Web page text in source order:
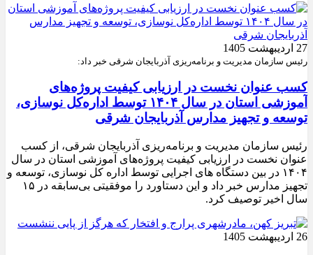
27 اردیبهشت 1405
رئیس سازمان مدیریت و برنامه‌ریزی آذربایجان شرقی خبر داد:
کسب عنوان نخست در ارزیابی کیفیت پروژه‌های
آموزشی استان در سال ۱۴۰۴ توسط اداره‌کل نوسازی،
توسعه و تجهیز مدارس آذربایجان شرقی
رئیس سازمان مدیریت و برنامه‌ریزی آذربایجان شرقی، از کسب
عنوان نخست در ارزیابی کیفیت پروژه‌های آموزشی استان در سال
۱۴۰۴ در بین دستگاه های اجرایی توسط اداره کل نوسازی، توسعه و
تجهیز مدارس خبر داد و این دستاورد را موفقیتی بی‌سابقه در ۱۵
سال اخیر توصیف کرد.
26 اردیبهشت 1405